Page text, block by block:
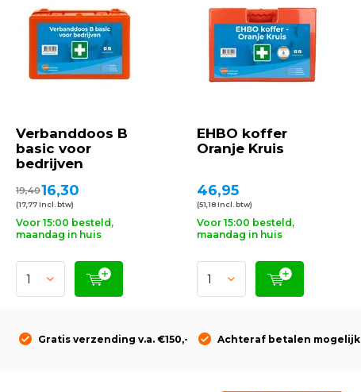
Verbanddoos B
basic voor
bedrijven
19,4016,30
(17,77 Incl. btw)
Voor 15:00 besteld,
maandag in huis
EHBO koffer
Oranje Kruis
46,95
(51,18 Incl. btw)
Voor 15:00 besteld,
maandag in huis
Gratis verzending v.a. €150,- Achteraf betalen mogelijk